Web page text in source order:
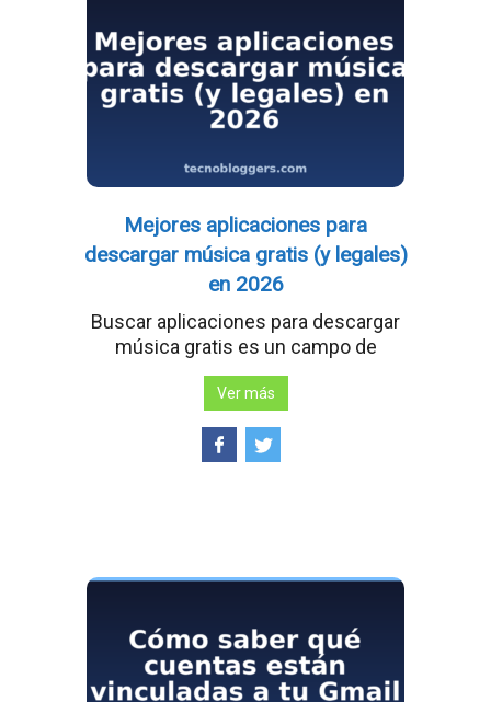
Mejores aplicaciones para
descargar música gratis (y legales)
en 2026
Buscar aplicaciones para descargar
música gratis es un campo de
Ver más